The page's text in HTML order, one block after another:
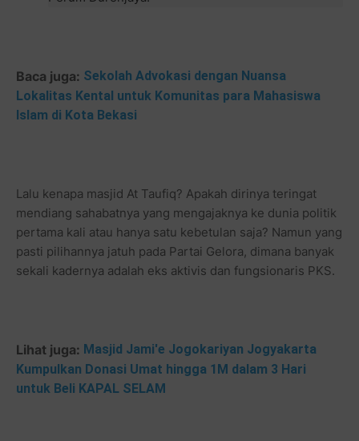
Baca juga: Sekolah Advokasi dengan Nuansa
Lokalitas Kental untuk Komunitas para Mahasiswa
Islam di Kota Bekasi
Lalu kenapa masjid At Taufiq? Apakah dirinya teringat
mendiang sahabatnya yang mengajaknya ke dunia politik
pertama kali atau hanya satu kebetulan saja? Namun yang
pasti pilihannya jatuh pada Partai Gelora, dimana banyak
sekali kadernya adalah eks aktivis dan fungsionaris PKS.
Lihat juga: Masjid Jami'e Jogokariyan Jogyakarta
Kumpulkan Donasi Umat hingga 1M dalam 3 Hari
untuk Beli KAPAL SELAM